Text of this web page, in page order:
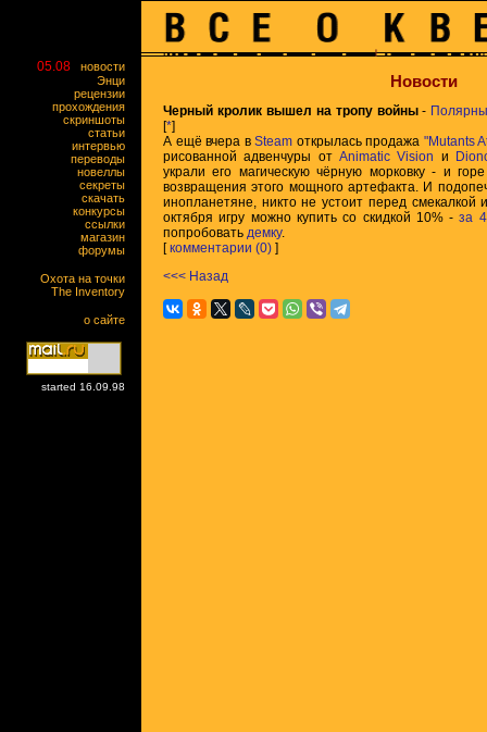
05.08
новости
Энци
рецензии
прохождения
скриншоты
статьи
интервью
переводы
новеллы
секреты
скачать
конкурсы
ссылки
магазин
форумы
Охота на точки
The Inventory
о сайте
started 16.09.98
Новости
Черный кролик вышел на тропу войны-
[*]
А ещё вчера в Steam открылась продажа "Mutants
рисованной адвенчуры от Animatic Vision и
украли его магическую чёрную морковку - и
возвращения этого мощного артефакта. И
инопланетяне, никто не устоит перед смекалкой
октября игру можно купить со скидкой 10% -за
попробовать демку.
[комментарии (0) ]
<<< Назад